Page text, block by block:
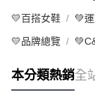
💛百搭女鞋 💚
💛品牌總覽
本分類熱銷全